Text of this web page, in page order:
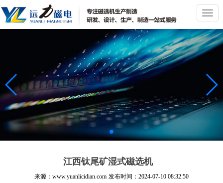
切
换
导
航
江西钛尾矿湿式磁选机
来源：www.yuanlicidian.com 发布时间： 2024-07-10 08:32:50